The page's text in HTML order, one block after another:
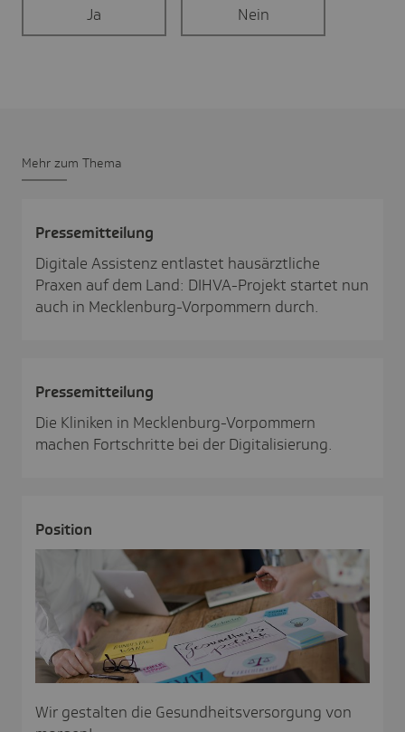
Ja Nein
Mehr zum Thema
Pres­se­mit­tei­lung
Digitale Assistenz entlastet hausärztliche
Praxen auf dem Land: DIHVA-Projekt startet nun
auch in Mecklenburg-Vorpommern durch.
Pres­se­mit­tei­lung
Die Kliniken in Mecklenburg-Vorpommern
machen Fortschritte bei der Digitalisierung.
Posi­tion
Wir gestalten die Gesundheitsversorgung von